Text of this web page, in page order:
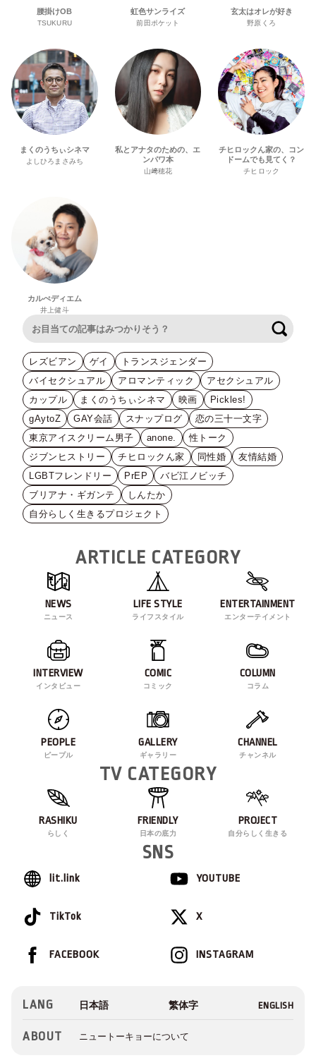
腰掛けOB
TSUKURU
虹色サンライズ
前田ポケット
玄太はオレが好き
野原くろ
まくのうちぃシネマ
よしひろまさみち
私とアナタのための、エ
ンパワ本
山﨑穂花
チヒロックん家の、コン
ドームでも見てく？
チヒロック
カルぺディエム
井上健斗
レズビアン ゲイ
トランスジェンダー
バイセクシュアル
アロマンティック
アセクシュアル
カップル
まくのうちぃシネマ 映画
Pickles!
gAytoZ
GAY会話 スナップログ
恋の三十一文字
東京アイスクリーム男子
anone.
性トーク
ジブンヒストリー
チヒロックん家 同性婚
友情結婚
LGBTフレンドリー
PrEP
バビ江ノビッチ
ブリアナ・ギガンテ
しんたか
自分らしく生きるプロジェクト
ARTICLE CATEGORY
NEWS
ニュース
LIFE STYLE
ライフスタイル
ENTERTAINMENT
エンターテイメント
INTERVIEW
インタビュー
COMIC
コミック
COLUMN
コラム
PEOPLE
ピープル
GALLERY
ギャラリー
CHANNEL
チャンネル
TV CATEGORY
RASHIKU
らしく
FRIENDLY
日本の底力
PROJECT
自分らしく生きる
SNS
lit.link YOUTUBE
TikTok X
INSTAGRAM
FACEBOOK
LANG
ABOUT ニュートーキョーについて